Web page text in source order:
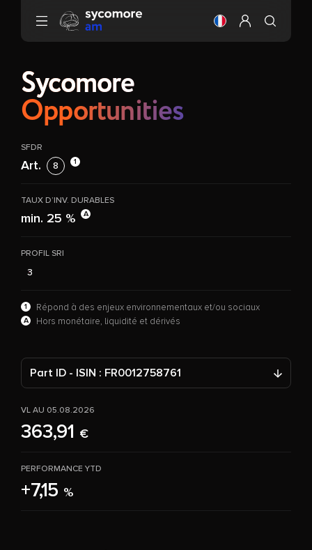
Aller au contenu
Changer laConfigurer
Sycomore
Opportunities
SFDR
Art. 8 1
TAUX D’INV. DURABLES
min. 25 % A
PROFIL SRI
3
1 Répond à des enjeux environnementaux et/ou sociaux
A Hors monétaire, liquidité et dérivés
Part ID - ISIN : FR0012758761
VL AU 05.08.2026
363,91 €
PERFORMANCE YTD
+7,15 %